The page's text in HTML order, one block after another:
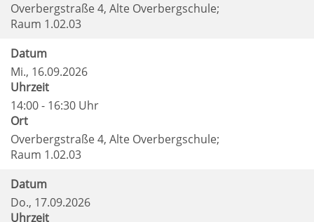
Overbergstraße 4, Alte Overbergschule;
Raum 1.02.03
Datum
Mi., 16.09.2026
Uhrzeit
14:00 - 16:30 Uhr
Ort
Overbergstraße 4, Alte Overbergschule;
Raum 1.02.03
Datum
Do., 17.09.2026
Uhrzeit